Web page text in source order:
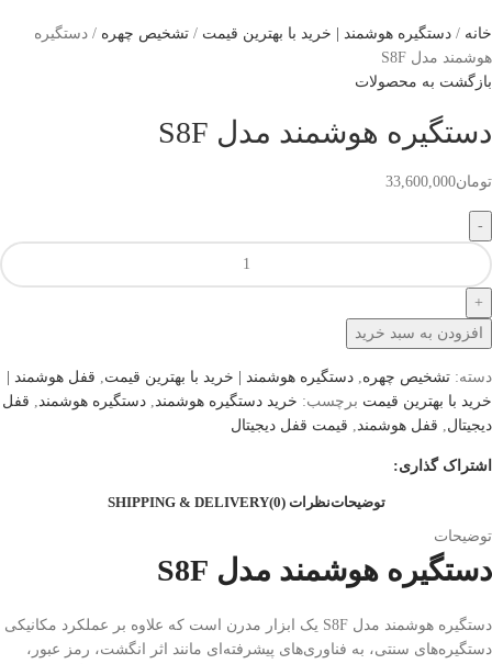
خانه دستگیره هوشمند | خرید با بهترین قیمت تشخیص چهره
دستگیره
هوشمند مدل S8F
بازگشت به محصولات
دستگیره هوشمند مدل S8F
تومان33,600,000
افزودن به سبد خرید
دسته: تشخیص چهره, دستگیره هوشمند | خرید با بهترین قیمت, قفل هوشمند |
خرید با بهترین قیمت برچسب: خرید دستگیره هوشمند, دستگیره هوشمند, قفل
دیجیتال, قفل هوشمند, قیمت قفل دیجیتال
اشتراک گذاری:
توضیحاتنظرات (0) SHIPPING & DELIVERY
توضیحات
دستگیره هوشمند مدل S8F
دستگیره هوشمند مدل S8F یک ابزار مدرن است که علاوه بر عملکرد مکانیکی
دستگیره‌های سنتی، به فناوری‌های پیشرفته‌ای مانند اثر انگشت، رمز عبور،